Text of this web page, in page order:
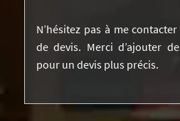
N’hésitez pas à me
de devis. Merci d’ajouter
pour un devis plus précis.